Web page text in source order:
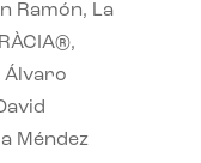
Ramón, La
Álvaro
Méndez